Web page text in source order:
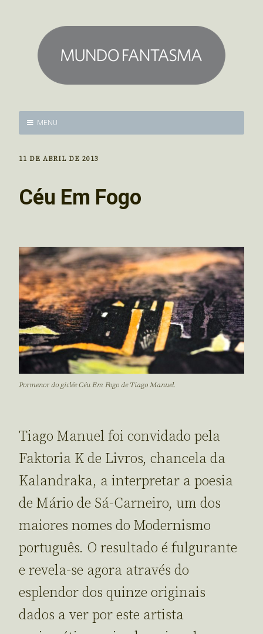
MENU
11 DE ABRIL DE 2013
Céu Em Fogo
Pormenor do giclée Céu Em Fogo de Tiago Manuel.
Tiago Manuel foi convidado pela
Faktoria K de Livros, chancela da
Kalandraka, a interpretar a poesia
de Mário de Sá-Carneiro, um dos
maiores nomes do Modernismo
português. O resultado é fulgurante
e revela-se agora através do
esplendor dos quinze originais
dados a ver por este artista